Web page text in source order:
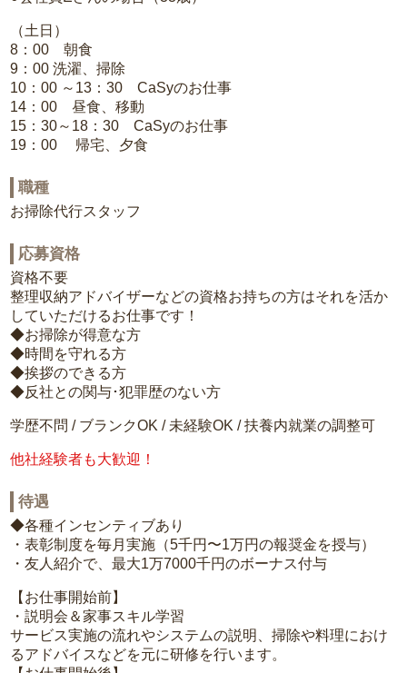
（土日）
8：00 朝食
9：00 洗濯、掃除
10：00 ～13：30 CaSyのお仕事
14：00 昼食、移動
15：30～18：30 CaSyのお仕事
19：00 帰宅、夕食
職種
お掃除代行スタッフ
応募資格
資格不要
整理収納アドバイザーなどの資格お持ちの方はそれを活か
していただけるお仕事です！
◆お掃除が得意な方
◆時間を守れる方
◆挨拶のできる方
◆反社との関与･犯罪歴のない方
学歴不問 / ブランクOK / 未経験OK / 扶養内就業の調整可
他社経験者も大歓迎！
待遇
◆各種インセンティブあり
・表彰制度を毎月実施（5千円〜1万円の報奨金を授与）
・友人紹介で、最大1万7000千円のボーナス付与
【お仕事開始前】
・説明会＆家事スキル学習
サービス実施の流れやシステムの説明、掃除や料理におけ
るアドバイスなどを元に研修を行います。